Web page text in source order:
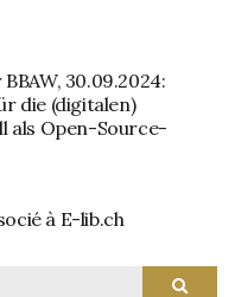
30.09.2024:
die (digitalen)
als Open-Source-
à E-lib.ch
Suchen